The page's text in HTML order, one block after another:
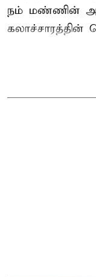
நம் மண்ணின்
கலாச்சாரத்தின்